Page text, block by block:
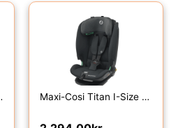
36 kg.) Maxi-Cosi Titan I-Size baby autostol Graphite